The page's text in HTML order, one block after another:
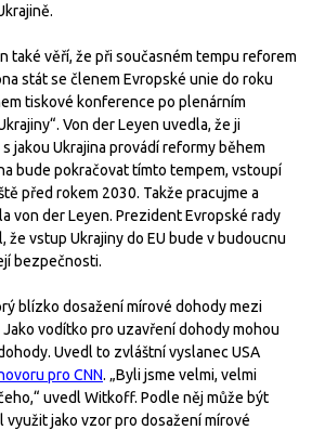
také věří, že při současném tempu reforem
stát se členem Evropské unie do roku
tiskové konference po plenárním
Von der Leyen uvedla, že ji
jakou Ukrajina provádí reformy během
bude pokračovat tímto tempem, vstoupí
před rokem 2030. Takže pracujme a
von der Leyen. Prezident Evropské rady
že vstup Ukrajiny do EU bude v budoucnu
bezpečnosti.
blízko dosažení mírové dohody mezi
Jako vodítko pro uzavření dohody mohou
Uvedl to zvláštní vyslanec USA
pro CNN. „Byli jsme velmi, velmi
uvedl Witkoff. Podle něj může být
jako vzor pro dosažení mírové